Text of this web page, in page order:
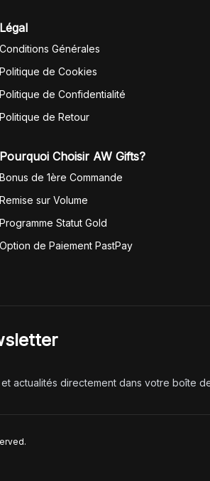
Légal
Conditions Générales
Politique de Cookies
Politique de Confidentialité
Politique de Retour
Pourquoi Choisir AW Gifts?
Bonus de 1ère Commande
Remise sur Volume
Programme Statut Gold
Option de Paiement PastPay
actualités directement dans votre boîte